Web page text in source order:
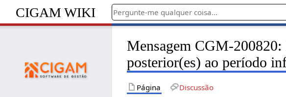
CIGAM WIKI
Mensagem CGM-
posterior(es) ao período
Página Discussão